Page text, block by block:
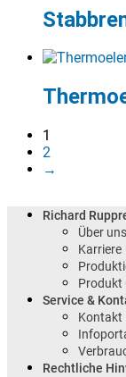
1
2
→
Richard
Über uns
Karriere
Produkt
Service &
Kontakt
Rechtliche